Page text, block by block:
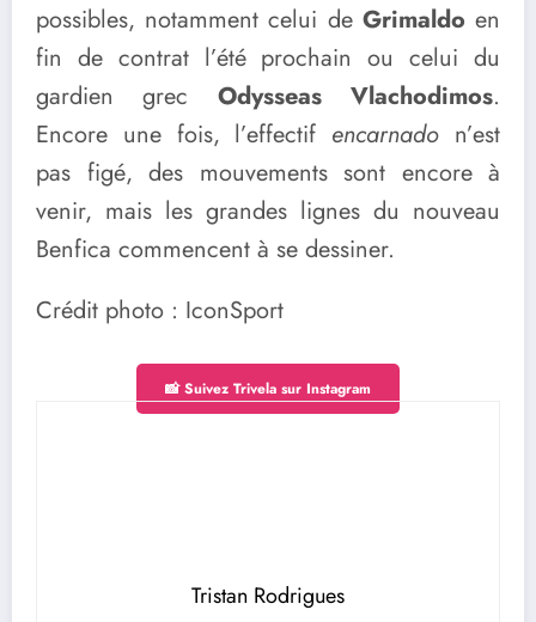
possibles, notamment celui de Grimaldo en
fin de contrat l’été prochain ou celui du
gardien grec Odysseas Vlachodimos.
Encore une fois, l’effectif encarnado n’est
pas figé, des mouvements sont encore à
venir, mais les grandes lignes du nouveau
Benfica commencent à se dessiner.
Crédit photo : IconSport
📸 Suivez Trivela sur Instagram
Tristan Rodrigues